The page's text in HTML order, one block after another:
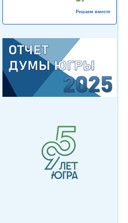
Решаем вместе